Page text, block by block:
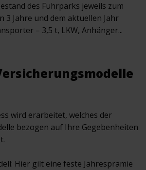
des Fuhrparks jeweils zum
3 Jahre und dem aktuellen Jahr
– 3,5 t, LKW, Anhänger...
wird erarbeitet, welches der
bezogen auf Ihre Gegebenheiten
Hier gilt eine feste Jahresprämie